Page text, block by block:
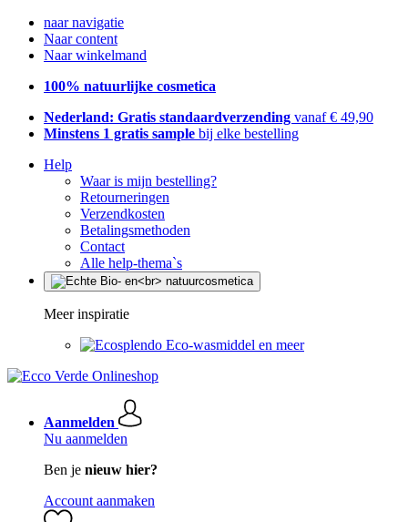
naar navigatie
Naar content
Naar winkelmand
100% natuurlijke cosmetica
Nederland: Gratis standaardverzending vanaf € 49,90
Minstens 1 gratis sample bij elke bestelling
Help
Waar is mijn bestelling?
Retourneringen
Verzendkosten
Betalingsmethoden
Contact
Alle help-thema`s
Meer inspiratie
Eco-wasmiddel en meer
Aanmelden
Nu aanmelden
Ben je nieuw hier?
Account aanmaken